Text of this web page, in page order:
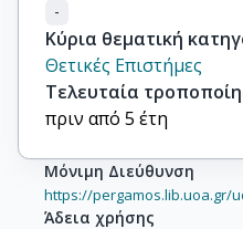
-
Κύρια θεματική
Θετικές Επιστήμες
Τελευταία
πριν από 5 έτη
Μόνιμη Διεύθυνση
https://pergamos.lib.uoa.gr/
Άδεια χρήσης